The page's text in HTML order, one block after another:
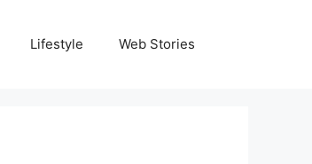
Lifestyle Web Stories